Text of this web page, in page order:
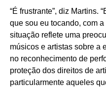
“É frustrante”, diz Martins.
que sou eu tocando, com
situação reflete uma
músicos e artistas sobre a
no reconhecimento de
proteção dos direitos de
particularmente aqueles